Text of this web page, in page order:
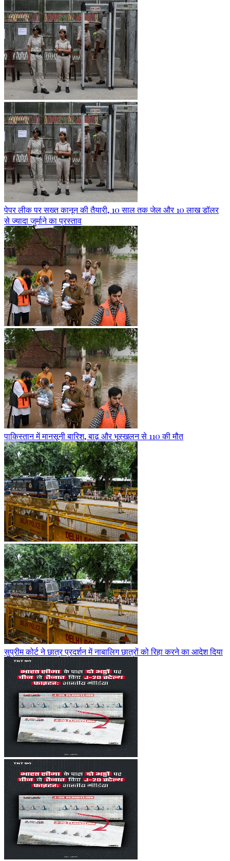
पेपर लीक पर सख्त कानून की तैयारी, 10 साल तक जेल और 10 लाख डॉलर
से ज्यादा जुर्माने का प्रस्ताव
पाकिस्तान में मानसूनी बारिश, बाढ़ और भूस्खलन से 110 की मौत
सुप्रीम कोर्ट ने छात्र प्रदर्शन में नाबालिग छात्रों को रिहा करने का आदेश दिया